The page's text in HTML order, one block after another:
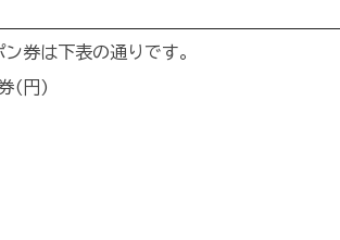
券は下表の通りです。
(円)